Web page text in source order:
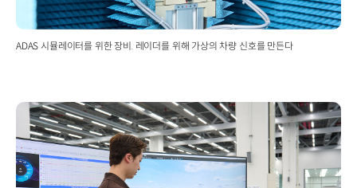
ADAS 시뮬레이터를 위한 장비. 레이더를 위해 가상의 차량 신호를 만든다